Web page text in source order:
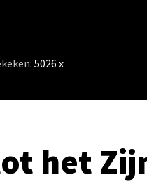
: 5026 x
het